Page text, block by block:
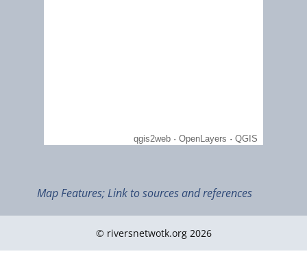
Map Features; Link to sources and references
© riversnetwotk.org 2026